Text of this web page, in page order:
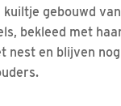
gebouwd
bekleed met
nest en blijven